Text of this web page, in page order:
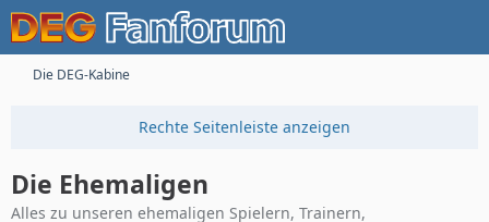
Die DEG-Kabine
Die Ehemaligen
Alles zu unseren ehemaligen Spielern, Trainern,